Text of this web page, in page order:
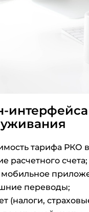
тарифа РКО
счета;
переводы;